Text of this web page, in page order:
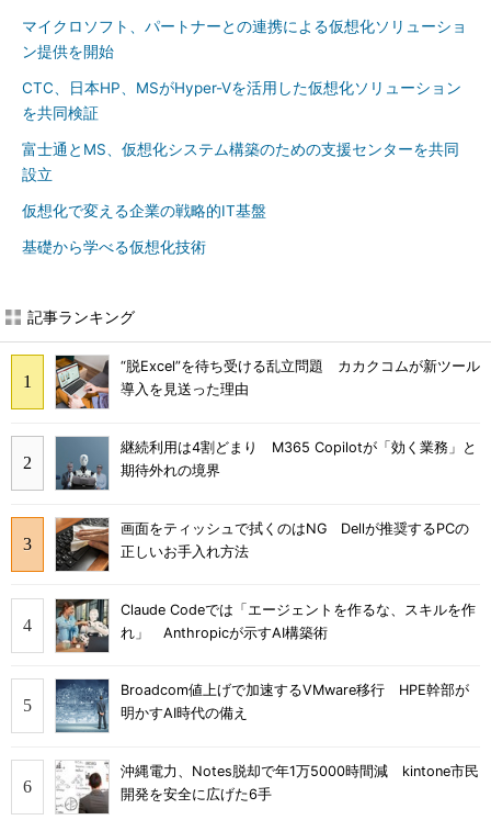
マイクロソフト、パートナーとの連携による仮想化ソリューショ
ン提供を開始
CTC、日本HP、MSがHyper-Vを活用した仮想化ソリューション
を共同検証
富士通とMS、仮想化システム構築のための支援センターを共同
設立
仮想化で変える企業の戦略的IT基盤
基礎から学べる仮想化技術
記事ランキング
“脱Excel”を待ち受ける乱立問題 カカクコムが新ツール
導入を見送った理由
継続利用は4割どまり M365 Copilotが「効く業務」と
期待外れの境界
画面をティッシュで拭くのはNG Dellが推奨するPCの
正しいお手入れ方法
Claude Codeでは「エージェントを作るな、スキルを作
れ」 Anthropicが示すAI構築術
Broadcom値上げで加速するVMware移行 HPE幹部が
明かすAI時代の備え
沖縄電力、Notes脱却で年1万5000時間減 kintone市民
開発を安全に広げた6手